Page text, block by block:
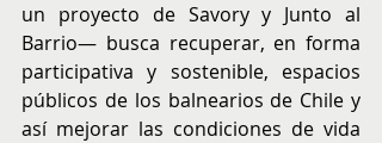
un proyecto de Savory y Junto al
Barrio— busca recuperar, en forma
participativa y sostenible, espacios
públicos de los balnearios de Chile y
así mejorar las condiciones de vida